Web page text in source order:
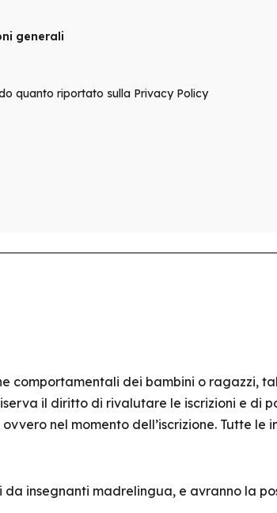
generali
quanto riportato sulla Privacy Policy
comportamentali dei bambini o ragazzi,
il diritto di rivalutare le iscrizioni e di
nel momento dell’iscrizione. Tutte
insegnanti madrelingua, e avranno la